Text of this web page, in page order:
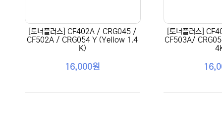
[토너플러스] CF402A / CRG045 /
CF502A / CRG054 Y (Yellow 1.4
K)
16,000원
[토너플러스]
CF503A/